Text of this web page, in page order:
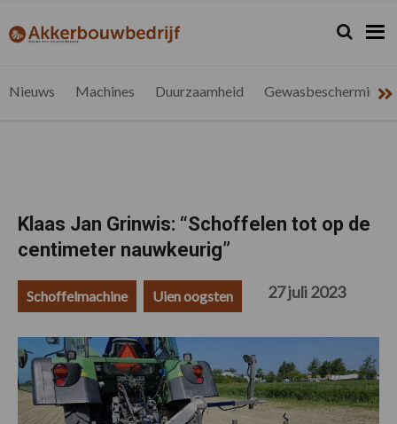
de
de
de
de
akkerbouwbedrijf.be
Nieuws
Zoeken...
Zoek
Nieuws Machines Duurzaamheid Gewasbescherming
Klaas Jan Grinwis: “Schoffelen tot op de
centimeter nauwkeurig”
Schoffelmachine Uien oogsten 27 juli 2023